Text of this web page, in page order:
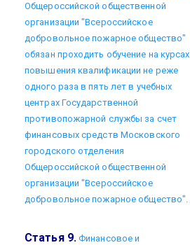
Общероссийской общественной
организации "Всероссийское
добровольное пожарное общество"
обязан проходить обучение на курсах
повышения квалификации не реже
одного раза в пять лет в учебных
центрах Государственной
противопожарной службы за счет
финансовых средств Московского
городского отделения
Общероссийской общественной
организации "Всероссийское
добровольное пожарное общество".
Статья 9.Финансовое и